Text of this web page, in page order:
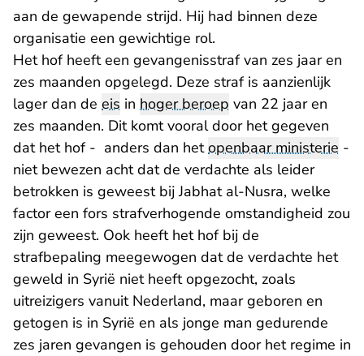
aan de gewapende strijd. Hij had binnen deze
organisatie een gewichtige rol.
Het hof heeft een gevangenisstraf van zes jaar en
zes maanden opgelegd. Deze straf is aanzienlijk
lager dan de eis in hoger beroep van 22 jaar en
zes maanden. Dit komt vooral door het gegeven
dat het hof - anders dan hetopenbaar ministerie -
niet bewezen acht dat de verdachte als leider
betrokken is geweest bij Jabhat al-Nusra, welke
factor een fors strafverhogende omstandigheid zou
zijn geweest. Ook heeft het hof bij de
strafbepaling meegewogen dat de verdachte het
geweld in Syrië niet heeft opgezocht, zoals
uitreizigers vanuit Nederland, maar geboren en
getogen is in Syrië en als jonge man gedurende
zes jaren gevangen is gehouden door het regime in